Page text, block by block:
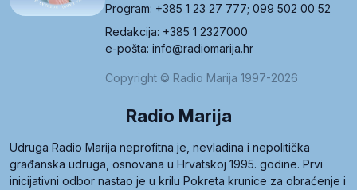
Program: +385 1 23 27 777; 099 502 00 52
Redakcija: +385 1 2327000
e-pošta: info@radiomarija.hr
Copyright © Radio Marija 1997-2026
Radio Marija
Udruga Radio Marija neprofitna je, nevladina i nepolitička
građanska udruga, osnovana u Hrvatskoj 1995. godine. Prvi
inicijativni odbor nastao je u krilu Pokreta krunice za obraćenje i